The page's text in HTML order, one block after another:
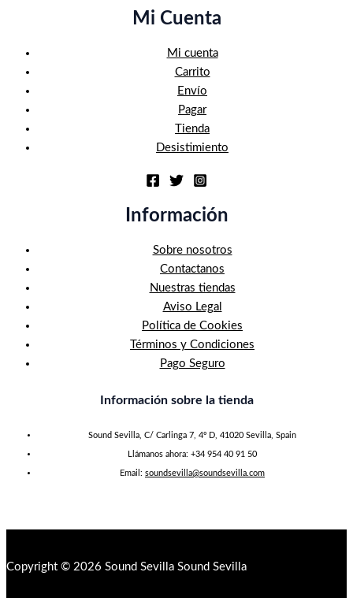
Mi Cuenta
Mi cuenta
Carrito
Envío
Pagar
Tienda
Desistimiento
Información
Sobre nosotros
Contactanos
Nuestras tiendas
Aviso Legal
Política de Cookies
Términos y Condiciones
Pago Seguro
Información sobre la tienda
Sound Sevilla, C/ Carlinga 7, 4º D, 41020 Sevilla, Spain
Llámanos ahora: +34 954 40 91 50
Email: soundsevilla@soundsevilla.com
Copyright © 2026 Sound Sevilla Sound Sevilla